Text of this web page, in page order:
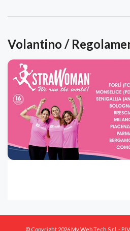
Volantino /
© Copyright 2026 My Web Tech S.r.l. -